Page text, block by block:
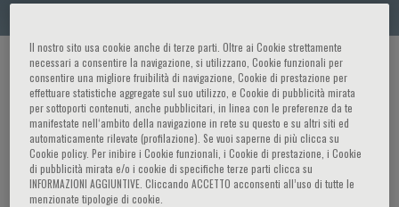
HOME PAGE / CORSI ED EVENTI / RELATORE
Liran Shlush
Il nostro sito usa cookie anche di terze parti. Oltre ai Cookie strettamente
necessari a consentire la navigazione, si utilizzano, Cookie funzionali per
consentire una migliore fruibilità di navigazione, Cookie di prestazione per
effettuare statistiche aggregate sul suo utilizzo, e Cookie di pubblicità mirata
per sottoporti contenuti, anche pubblicitari, in linea con le preferenze da te
manifestate nell‘ambito della navigazione in rete su questo e su altri siti ed
automaticamente rilevate (profilazione). Se vuoi saperne di più clicca su
Cookie policy. Per inibire i Cookie funzionali, i Cookie di prestazione, i Cookie
di pubblicità mirata e/o i cookie di specifiche terze parti clicca su
INFORMAZIONI AGGIUNTIVE. Cliccando ACCETTO acconsenti all’uso di tutte le
menzionate tipologie di cookie.